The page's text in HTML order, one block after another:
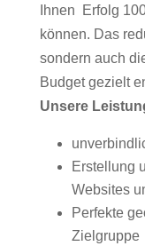
Ihnen Erfolg
können. Das
sondern auch
Budget gezielt
Unsere
Erstellung
Websites
Perfekte
Zielgruppe